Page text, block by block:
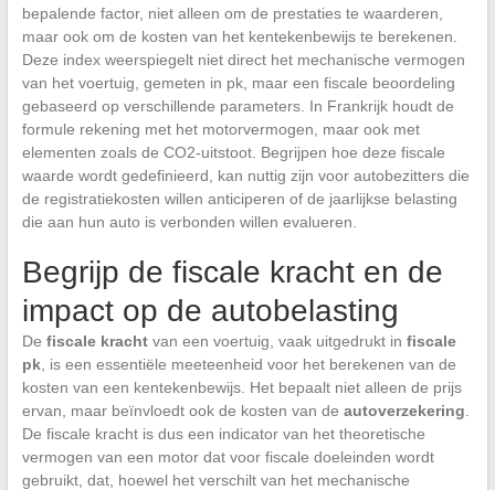
bepalende factor, niet alleen om de prestaties te waarderen,
maar ook om de kosten van het kentekenbewijs te berekenen.
Deze index weerspiegelt niet direct het mechanische vermogen
van het voertuig, gemeten in pk, maar een fiscale beoordeling
gebaseerd op verschillende parameters. In Frankrijk houdt de
formule rekening met het motorvermogen, maar ook met
elementen zoals de CO2-uitstoot. Begrijpen hoe deze fiscale
waarde wordt gedefinieerd, kan nuttig zijn voor autobezitters die
de registratiekosten willen anticiperen of de jaarlijkse belasting
die aan hun auto is verbonden willen evalueren.
Begrijp de fiscale kracht en de
impact op de autobelasting
De fiscale krachtvan een voertuig, vaak uitgedrukt in fiscale
pk, is een essentiële meeteenheid voor het berekenen van de
kosten van een kentekenbewijs. Het bepaalt niet alleen de prijs
ervan, maar beïnvloedt ook de kosten van de autoverzekering
De fiscale kracht is dus een indicator van het theoretische
vermogen van een motor dat voor fiscale doeleinden wordt
gebruikt, dat, hoewel het verschilt van het mechanische